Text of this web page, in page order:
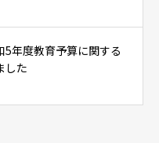
5年度教育予算に関する
した